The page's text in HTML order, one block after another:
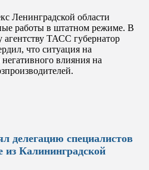
Ленинградской области
работы в штатном режиме. В
ТАСС губернатор
что ситуация на
влияния на
делегацию специалистов
из Калининградской